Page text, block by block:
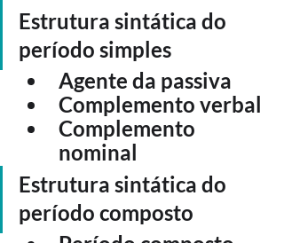
Estrutura sintática do
período simples
Agente da passiva
Complemento verbal
Complemento
nominal
Estrutura sintática do
período composto